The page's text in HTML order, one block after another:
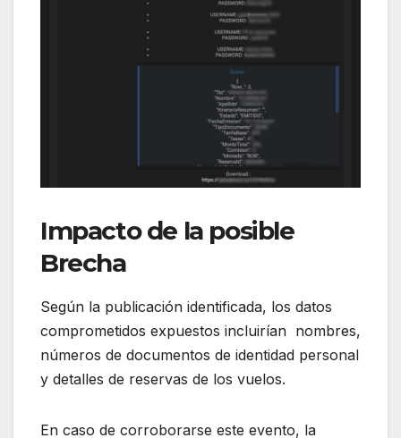
Impacto de la posible
Brecha
Según la publicación identificada, los datos
comprometidos expuestos incluirían nombres,
números de documentos de identidad personal
y detalles de reservas de los vuelos.
En caso de corroborarse este evento, la